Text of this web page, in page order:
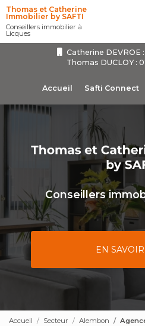
Aller
au
contenu
principal
Catherine DEVROE
Thomas DUCLOY :
Accueil Safti Connect
Thomas et Catherine
Immobilier by SAFTI
Conseillers immobilier à
Licques
Conseillers
EN
Accueil Secteur Alembon